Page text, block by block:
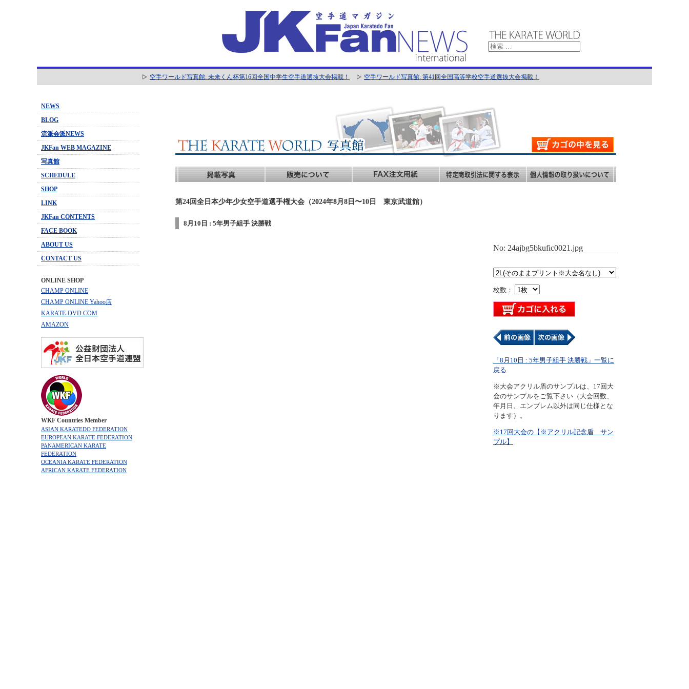
空手ワールド写真館: 未来くん杯第16回全国中学生空手道選抜大会掲載！ 空手ワールド写真館: 第41回全国高等学校空手道選抜大会掲載！
NEWS
BLOG
流派会派NEWS
JKFan WEB MAGAZINE
写真館
SCHEDULE
SHOP
LINK
JKFan CONTENTS
FACE BOOK
ABOUT US
CONTACT US
ONLINE SHOP
CHAMP ONLINE
CHAMP ONLINE Yahoo店
KARATE-DVD.COM
AMAZON
WKF Countries Member
ASIAN KARATEDO FEDERATION
EUROPEAN KARATE FEDERATION
PANAMERICAN KARATE
FEDERATION
OCEANIA KARATE FEDERATION
AFRICAN KARATE FEDERATION
第24回全日本少年少女空手道選手権大会（2024年8月8日〜10日 東京武道館）
8月10日 : 5年男子組手 決勝戦
No: 24ajbg5bkufic0021.jpg
枚数：
「8月10日 : 5年男子組手 決勝戦」一覧に
戻る
※大会アクリル盾のサンプルは、17回大
会のサンプルをご覧下さい（大会回数、
年月日、エンブレム以外は同じ仕様とな
ります）。
※17回大会の【※アクリル記念盾 サン
プル】